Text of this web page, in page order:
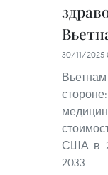
30/11/2025
США в
2033